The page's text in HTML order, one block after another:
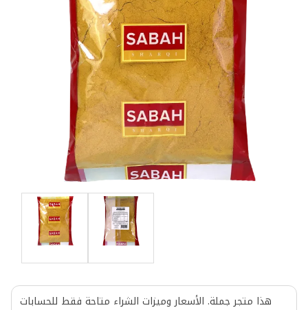
هذا متجر جملة. الأسعار وميزات الشراء متاحة فقط للحسابات